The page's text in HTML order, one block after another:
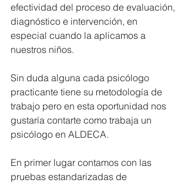
efectividad del proceso de evaluación,
diagnóstico e intervención, en
especial cuando la aplicamos a
nuestros niños.
Sin duda alguna cada psicólogo
practicante tiene su metodología de
trabajo pero en esta oportunidad nos
gustaría contarte como trabaja un
psicólogo en ALDECA.
En primer lugar contamos con las
pruebas estandarizadas de